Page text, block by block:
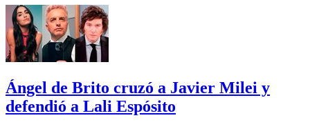
Ángel de Brito cruzó a Javier Milei y
defendió a Lali Espósito